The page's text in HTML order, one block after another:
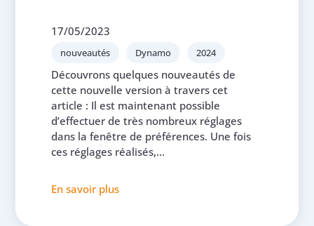
17/05/2023
nouveautés Dynamo 2024
Découvrons quelques nouveautés de
cette nouvelle version à travers cet
article : Il est maintenant possible
d’effectuer de très nombreux réglages
dans la fenêtre de préférences. Une fois
ces réglages réalisés,...
En savoir plus